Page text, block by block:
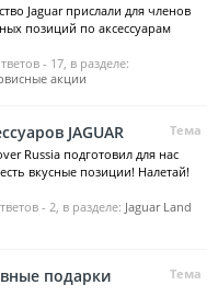
Jaguar прислали для членов
позиций по аксессуарам
- 17, в разделе:
акции
Тема
JAGUAR
Russia подготовил для нас
вкусные позиции! Налетай!
- 2, в разделе: Jaguar Land
Тема
подарки